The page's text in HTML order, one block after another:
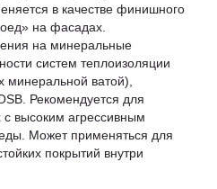
в качестве финишного
на фасадах.
на минеральные
систем теплоизоляции
минеральной ватой),
Рекомендуется для
высоким агрессивным
Может применяться для
покрытий внутри